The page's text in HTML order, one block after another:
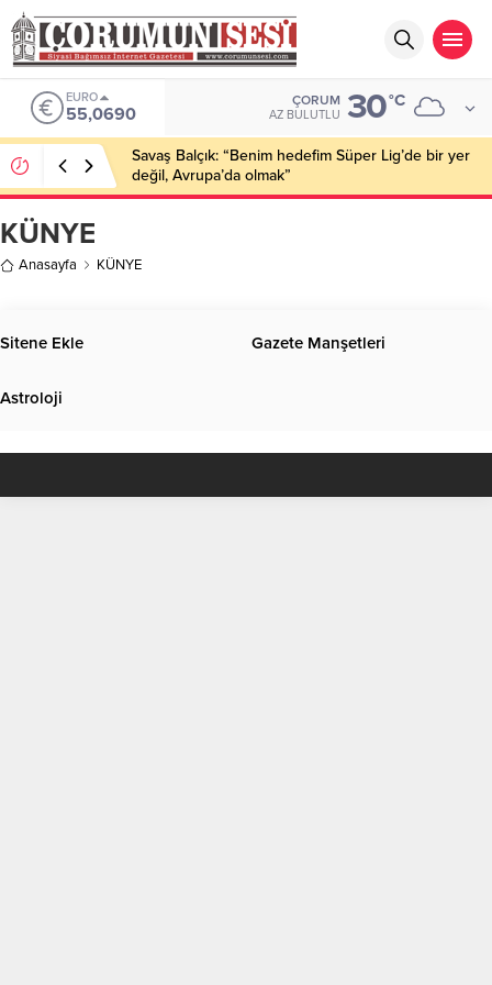
EURO
55,0690
ÇORUM
AZ BULUTLU 30°C
Savaş Balçık: “Benim hedefim Süper Lig’de bir yer
değil, Avrupa’da olmak”
KÜNYE
Anasayfa KÜNYE
Sitene Ekle Gazete Manşetleri
Astroloji